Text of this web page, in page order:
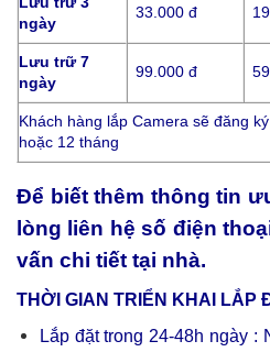
ngày
33.000 đ
Lưu trữ 7
ngày
99.000 đ
Khách hàng lắp Camera sẽ đăng
hoặc 12 tháng
Để biết thêm thông tin
lòng liên hệ số điện
vấn chi tiết tại nhà.
THỜI GIAN TRIỂN KHAI LẮP
Lắp đặt trong 24-48h ngày :